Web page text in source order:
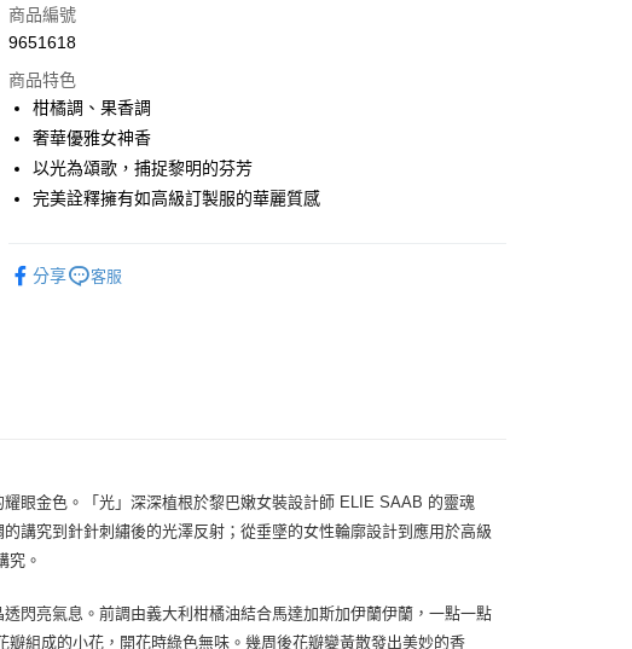
信用卡一次付款
運送方式
付款後全家取貨
每筆NT$80，滿NT$1,000(含以上)免運費
每筆NT$100，滿NT$1,000(含以上)免運費
商品編號
9651618
商品特色
柑橘調、果香調
奢華優雅女神香
以光為頌歌，捕捉黎明的芬芳
完美詮釋擁有如高級訂製服的華麗質感
分享 客服
眼金色。「光」深深植根於黎巴嫩女裝設計師 ELIE SAAB 的靈魂
講究到針針刺繡後的光澤反射；從垂墜的女性輪廓設計到應用於高級
究。
閃亮氣息。前調由義大利柑橘油結合馬達加斯加伊蘭伊蘭，一點一點
組成的小花，開花時綠色無味。幾周後花瓣變黃散發出美妙的香